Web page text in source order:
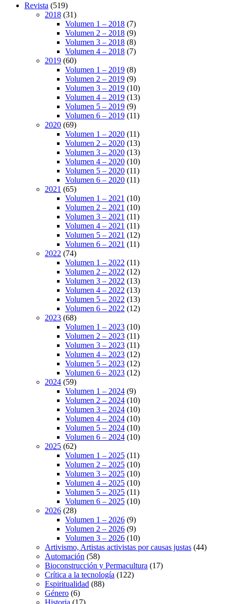
Revista (519)
2018 (31)
Volumen 1 – 2018 (7)
Volumen 2 – 2018 (9)
Volumen 3 – 2018 (8)
Volumen 4 – 2018 (7)
2019 (60)
Volumen 1 – 2019 (8)
Volumen 2 – 2019 (9)
Volumen 3 – 2019 (10)
Volumen 4 – 2019 (13)
Volumen 5 – 2019 (9)
Volumen 6 – 2019 (11)
2020 (69)
Volumen 1 – 2020 (11)
Volumen 2 – 2020 (13)
Volumen 3 – 2020 (13)
Volumen 4 – 2020 (10)
Volumen 5 – 2020 (11)
Volumen 6 – 2020 (11)
2021 (65)
Volumen 1 – 2021 (10)
Volumen 2 – 2021 (10)
Volumen 3 – 2021 (11)
Volumen 4 – 2021 (11)
Volumen 5 – 2021 (12)
Volumen 6 – 2021 (11)
2022 (74)
Volumen 1 – 2022 (11)
Volumen 2 – 2022 (12)
Volumen 3 – 2022 (13)
Volumen 4 – 2022 (13)
Volumen 5 – 2022 (13)
Volumen 6 – 2022 (12)
2023 (68)
Volumen 1 – 2023 (10)
Volumen 2 – 2023 (11)
Volumen 3 – 2023 (11)
Volumen 4 – 2023 (12)
Volumen 5 – 2023 (12)
Volumen 6 – 2023 (12)
2024 (59)
Volumen 1 – 2024 (9)
Volumen 2 – 2024 (10)
Volumen 3 – 2024 (10)
Volumen 4 – 2024 (10)
Volumen 5 – 2024 (10)
Volumen 6 – 2024 (10)
2025 (62)
Volumen 1 – 2025 (11)
Volumen 2 – 2025 (10)
Volumen 3 – 2025 (10)
Volumen 4 – 2025 (10)
Volumen 5 – 2025 (11)
Volumen 6 – 2025 (10)
2026 (28)
Volumen 1 – 2026 (9)
Volumen 2 – 2026 (9)
Volumen 3 – 2026 (10)
Artivismo, Artistas activistas por causas justas (44)
Automación (58)
Bioconstrucción y Permacultura (17)
Crítica a la tecnología (122)
Espiritualidad (88)
Género (6)
Historia (17)